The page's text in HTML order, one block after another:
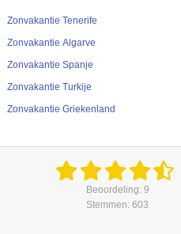
Zonvakantie Tenerife
Zonvakantie Algarve
Zonvakantie Spanje
Zonvakantie Turkije
Zonvakantie Griekenland
Beoordeling: 9
Stemmen: 603